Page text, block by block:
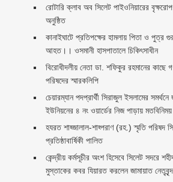
রোটারি ক্লাব অব সিলেট পাইওনিয়ারের
অনুষ্ঠিত
কানাইঘাটে প্রতিপক্ষের হামলায় পিতা ও পুত্র
আহত।। ওসমানী হাসপাতালে চিকিৎসাধীন
বিরোধীদলীয় নেতা ডা. শফিকুর রহমানের কাছে
পরিষদের স্মারকলিপি ‎
চেয়ারম্যান পদপ্রার্থী সিরাজুল ইসলামের সমর্থনে
ইউনিয়নের ৪ নং ওয়ার্ডের নিজ পাড়ায়
হযরত শাহ্জালাল-শাহ্পরাণ (রহ.) স্মৃতি পরিষদ
প্রতিষ্ঠাবার্ষিকী পালিত ‎​
কেন্দ্রীয় কর্মসূচীর অংশ হিসেবে সিলেট সদরে
মুস্তাকের কবর যিয়ারত করলেন জামায়াত নেতৃবৃন্দ ‎